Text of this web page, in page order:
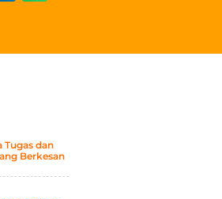
Tugas dan
Berkesan